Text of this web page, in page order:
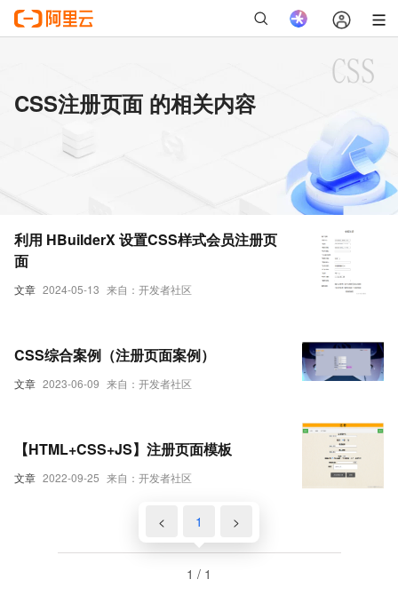
CSS注册页面 的相关内容
文章 2024-05-13 来自：开发者社区
利用 HBuilderX 设置CSS样式会员注册页
面
文章 2023-06-09 来自：开发者社区
CSS综合案例（注册页面案例）
文章 2022-09-25 来自：开发者社区
【HTML+CSS+JS】注册页面模板
< 1 >
1 / 1